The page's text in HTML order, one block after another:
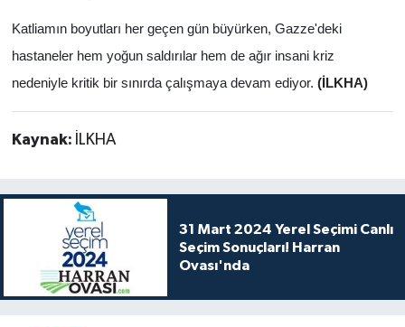
Katliamın boyutları her geçen gün büyürken, Gazze'deki
hastaneler hem yoğun saldırılar hem de ağır insani kriz
nedeniyle kritik bir sınırda çalışmaya devam ediyor. (İLKHA)
Kaynak: İLKHA
31 Mart 2024 Yerel Seçimi Canlı
Seçim Sonuçları! Harran
Ovası'nda